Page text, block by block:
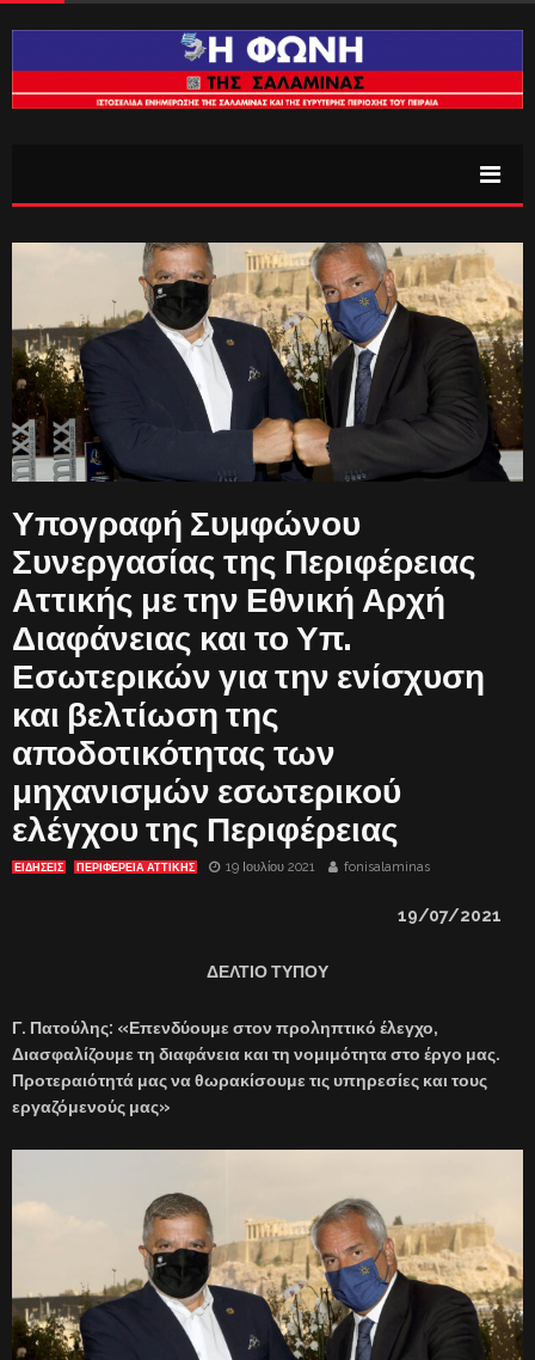
Υπογραφή Συμφώνου
Συνεργασίας της Περιφέρειας
Αττικής με την Εθνική Αρχή
Διαφάνειας και το Υπ.
Εσωτερικών για την ενίσχυση
και βελτίωση της
αποδοτικότητας των
μηχανισμών εσωτερικού
ελέγχου της Περιφέρειας
ΕΙΔΗΣΕΙΣ ΠΕΡΙΦΕΡΕΙΑ ΑΤΤΙΚΗΣ 19 Ιουλίου 2021 fonisalaminas
19/07/2021
ΔΕΛΤΙΟ ΤΥΠΟΥ
Γ. Πατούλης: «Επενδύουμε στον προληπτικό έλεγχο,
Διασφαλίζουμε τη διαφάνεια και τη νομιμότητα στο έργο μας.
Προτεραιότητά μας να θωρακίσουμε τις υπηρεσίες και τους
εργαζόμενούς μας»